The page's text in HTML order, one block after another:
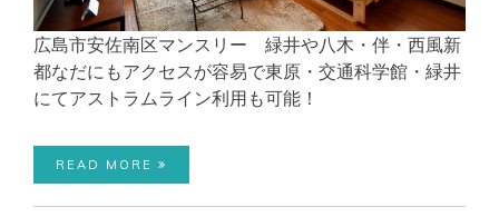
広島市安佐南区マンスリー 緑井や八木・伴・西風新
都なだにもアクセスが容易で東原・交通科学館・緑井
にてアストラムライン利用も可能！
READ MORE